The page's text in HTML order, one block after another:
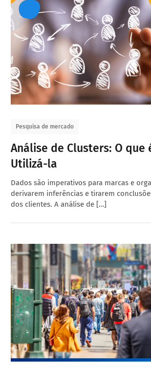
Pesquisa de mercado
Análise de Clusters: O que
Utilizá-la
Dados são imperativos para marcas e
derivarem inferências e tirarem
dos clientes. A análise de […]